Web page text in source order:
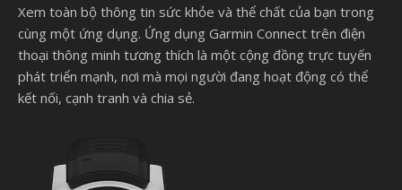
Xem toàn bộ thông tin sức khỏe và thể chất của bạn trong
cùng một ứng dụng. Ứng dụng Garmin Connect trên điện
thoại thông minh tương thích là một cộng đồng trực tuyến
phát triển mạnh, nơi mà mọi người đang hoạt động có thể
kết nối, cạnh tranh và chia sẻ.